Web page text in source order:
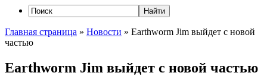
Главная страница » Новости » Earthworm Jim выйдет с новой
частью
Earthworm Jim выйдет с новой частью